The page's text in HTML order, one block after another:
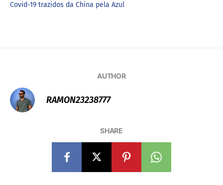
Covid-19 trazidos da China pela Azul
AUTHOR
RAMON23238777
SHARE